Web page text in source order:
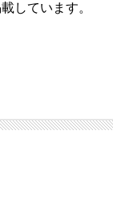
しています。